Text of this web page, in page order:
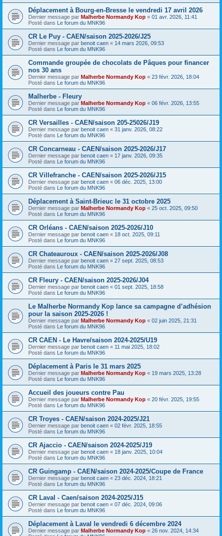
Déplacement à Bourg-en-Bresse le vendredi 17 avril 2026
Dernier message par Malherbe Normandy Kop « 01 avr. 2026, 11:41
Posté dans Le forum du MNK96
CR Le Puy - CAEN/saison 2025-2026/J25
Dernier message par benoit caen « 14 mars 2026, 09:53
Posté dans Le forum du MNK96
Commande groupée de chocolats de Pâques pour financer
nos 30 ans
Dernier message par Malherbe Normandy Kop « 23 févr. 2026, 18:04
Posté dans Le forum du MNK96
Malherbe - Fleury
Dernier message par Malherbe Normandy Kop « 06 févr. 2026, 13:55
Posté dans Le forum du MNK96
CR Versailles - CAEN/saison 205-25026/J19
Dernier message par benoit caen « 31 janv. 2026, 08:22
Posté dans Le forum du MNK96
CR Concarneau - CAEN/saison 2025-2026/J17
Dernier message par benoit caen « 17 janv. 2026, 09:35
Posté dans Le forum du MNK96
CR Villefranche - CAEN/saison 2025-2026/J15
Dernier message par benoit caen « 06 déc. 2025, 13:00
Posté dans Le forum du MNK96
Déplacement à Saint-Brieuc le 31 octobre 2025
Dernier message par Malherbe Normandy Kop « 25 oct. 2025, 09:50
Posté dans Le forum du MNK96
CR Orléans - CAEN/saison 2025-2026/J10
Dernier message par benoit caen « 18 oct. 2025, 09:11
Posté dans Le forum du MNK96
CR Chateauroux - CAEN/saison 2025-2026/J08
Dernier message par benoit caen « 27 sept. 2025, 08:53
Posté dans Le forum du MNK96
CR Fleury - CAEN/saison 2025-2026/J04
Dernier message par benoit caen « 01 sept. 2025, 18:58
Posté dans Le forum du MNK96
Le Malherbe Normandy Kop lance sa campagne d’adhésion
pour la saison 2025-2026 !
Dernier message par Malherbe Normandy Kop « 02 juin 2025, 21:31
Posté dans Le forum du MNK96
CR CAEN - Le Havre/saison 2024-2025/U19
Dernier message par benoit caen « 11 mai 2025, 18:02
Posté dans Le forum du MNK96
Déplacement à Paris le 31 mars 2025
Dernier message par Malherbe Normandy Kop « 19 mars 2025, 13:28
Posté dans Le forum du MNK96
Accueil des joueurs contre Pau
Dernier message par Malherbe Normandy Kop « 20 févr. 2025, 19:55
Posté dans Le forum du MNK96
CR Troyes - CAEN/saison 2024-2025/J21
Dernier message par benoit caen « 02 févr. 2025, 18:55
Posté dans Le forum du MNK96
CR Ajaccio - CAEN/saison 2024-2025/J19
Dernier message par benoit caen « 18 janv. 2025, 10:04
Posté dans Le forum du MNK96
CR Guingamp - CAEN/saison 2024-2025/Coupe de France
Dernier message par benoit caen « 23 déc. 2024, 18:21
Posté dans Le forum du MNK96
CR Laval - Caen/saison 2024-2025/J15
Dernier message par benoit caen « 07 déc. 2024, 09:06
Posté dans Le forum du MNK96
Déplacement à Laval le vendredi 6 décembre 2024
Dernier message par Malherbe Normandy Kop « 26 nov. 2024, 14:34